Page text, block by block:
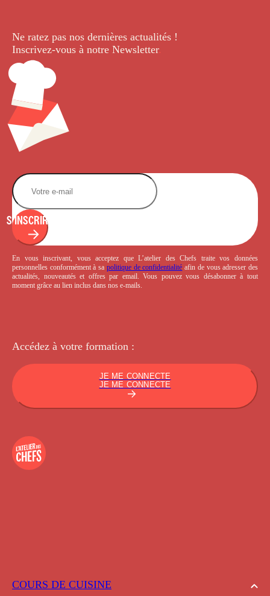
COURS DE CUISINE
Ne ratez pas nos dernières actualités !
Inscrivez-vous à notre Newsletter.
S'INSCRIRE
En vous inscrivant, vous acceptez que L’atelier des Chefs traite vos données
personnelles conformément à sa politique de confidentialité afin de vous adresser des
actualités, nouveautés et offres par email. Vous pouvez vous désabonner à tout
moment grâce au lien inclus dans nos e-mails.
Accédez à votre formation :
JE ME CONNECTE
JE ME CONNECTE